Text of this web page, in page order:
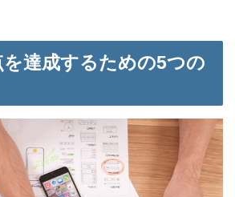
達成するための5つの